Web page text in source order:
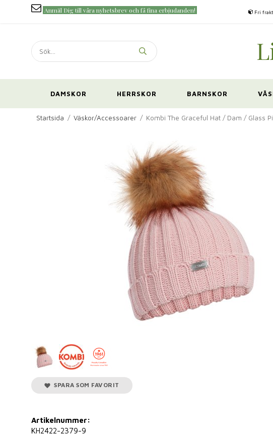
Anmäl Dig till våra nyhetsbrev och få fina erbjudanden! Fri
DAMSKOR HERRSKOR BARNSKOR
Startsida / Väskor/Accessoarer / Kombi The Graceful Hat / Dam / Glass
SPARA SOM FAVORIT
Artikelnummer:
KH2422-2379-9